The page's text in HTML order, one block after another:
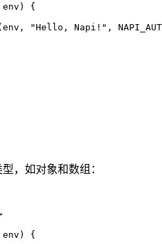
env ) {
"Hello, Napi!" ,
，如对象和数组：
env ) {